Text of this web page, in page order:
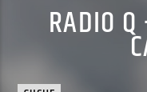
RADIO